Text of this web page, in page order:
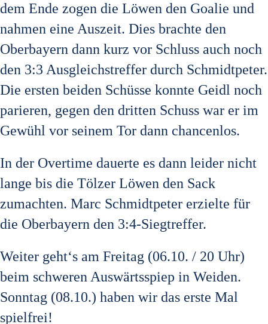
dem Ende zogen die Löwen den Goalie und
nahmen eine Auszeit. Dies brachte den
Oberbayern dann kurz vor Schluss auch noch
den 3:3 Ausgleichstreffer durch Schmidtpeter.
Die ersten beiden Schüsse konnte Geidl noch
parieren, gegen den dritten Schuss war er im
Gewühl vor seinem Tor dann chancenlos.
In der Overtime dauerte es dann leider nicht
lange bis die Tölzer Löwen den Sack
zumachten. Marc Schmidtpeter erzielte für
die Oberbayern den 3:4-Siegtreffer.
Weiter geht‘s am Freitag (06.10. / 20 Uhr)
beim schweren Auswärtsspiep in Weiden.
Sonntag (08.10.) haben wir das erste Mal
spielfrei!